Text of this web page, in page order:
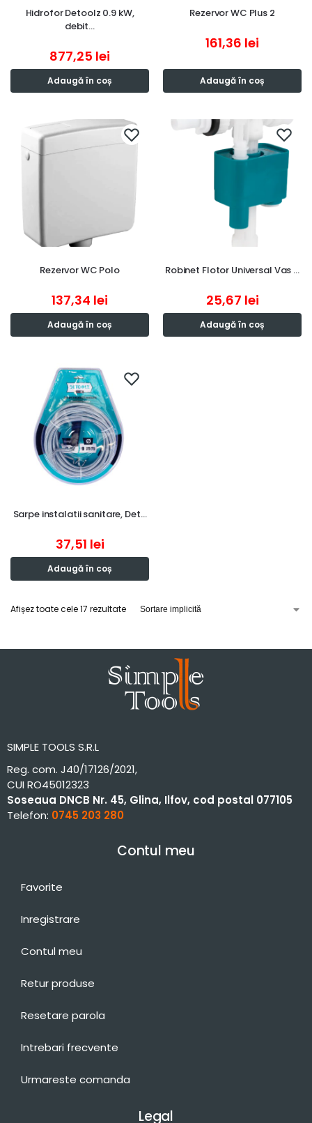
Hidrofor Detoolz 0.9 kW,
debit…
877,25 lei
Adaugă în coș
Rezervor WC Plus 2
161,36 lei
Adaugă în coș
Rezervor WC Polo
137,34 lei
Adaugă în coș
Robinet Flotor Universal Vas …
25,67 lei
Adaugă în coș
Sarpe instalatii sanitare, Det…
37,51 lei
Adaugă în coș
Afișez toate cele 17 rezultate
SIMPLE TOOLS S.R.L
Reg. com. J40/17126/2021,
CUI RO45012323
Soseaua DNCB Nr. 45, Glina, Ilfov, cod postal 077105
Telefon: 0745 203 280
Contul meu
Favorite
Inregistrare
Contul meu
Retur produse
Resetare parola
Intrebari frecvente
Urmareste comanda
Legal